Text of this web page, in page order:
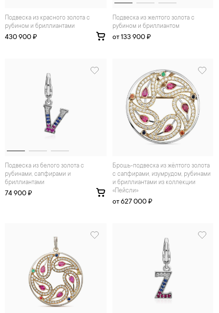
Подвеска из красного золота с
рубином и бриллиантами
430 900 ₽
Подвеска из желтого золота с
рубином и бриллиантом
от 133 900 ₽
Подвеска из белого золота с
рубинами, сапфирами и
бриллиантами
74 900 ₽
брошь-подвеска из жёлтого золота
с сапфирами, изумрудом, рубинами
и бриллиантами из коллекции
«Пейсли»
от 627 000 ₽